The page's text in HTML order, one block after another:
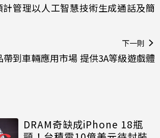
計管理以人工智慧技術生成通話及簡
下一則
到車輛應用市場 提供3A等級遊戲體
DRAM奇缺成iPhone 18瓶